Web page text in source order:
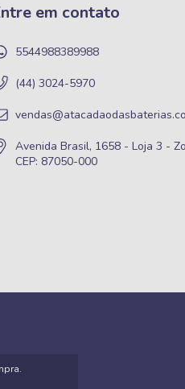
em contato
5544988389988
(44) 3024-5970
Avenida Brasil, 1658 - Loja 3 -
CEP: 87050-000